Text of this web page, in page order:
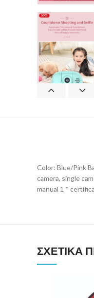
Color: Blue/Pink
camera, single
manual 1 *
ΣΧΕΤΙΚΆ